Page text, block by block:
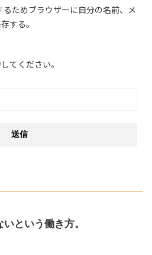
ためブラウザーに自分の名前、メ
する。
てください。
という働き方。